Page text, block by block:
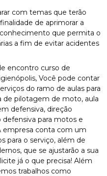
com temas que terão
de aprimorar a
que permita o
a fim de evitar acidentes
encontro curso de
Você pode contar
do ramo de aulas para
de pilotagem de moto, aula
defensiva, direção
para motos e
empresa conta com um
para o serviço, além de
que se ajustarão a sua
já o que precisa! Além
trabalhos como